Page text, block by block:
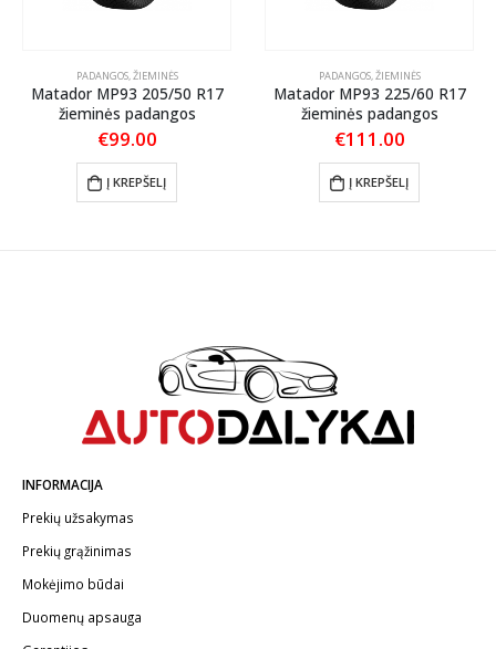
PADANGOS,ŽIEMINĖS
Matador MP93 205/50 R17
žieminės padangos
€99.00
Į KREPŠELĮ
PADANGOS,ŽIEMINĖS
Matador MP93 225/60 R17
žieminės padangos
€111.00
Į KREPŠELĮ
INFORMACIJA
Prekių užsakymas
Prekių grąžinimas
Mokėjimo būdai
Duomenų apsauga